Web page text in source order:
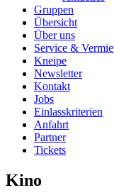
Gruppen
Übersicht
Über uns
Service &
Kneipe
Newsletter
Kontakt
Jobs
Einlasskriterien
Anfahrt
Partner
Tickets
Kino